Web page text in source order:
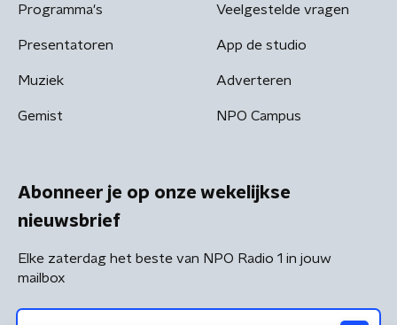
Programma's
Presentatoren
Muziek
Gemist
Veelgestelde vragen
App de studio
Adverteren
NPO Campus
Abonneer je op onze wekelijkse
nieuwsbrief
Elke zaterdag het beste van NPO Radio 1 in jouw
mailbox